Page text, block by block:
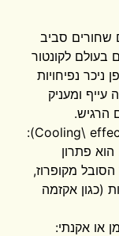
שחורים סביב
בעולם לקונטור
ניכר נפיחויות
ומעניק
הרגיש.
* זריקת לחות, קירור והרגעה אקטיבית (Cooling\ effect):
פתרון
מקופרוז,
(כגון אקזמה
או אקנתי: